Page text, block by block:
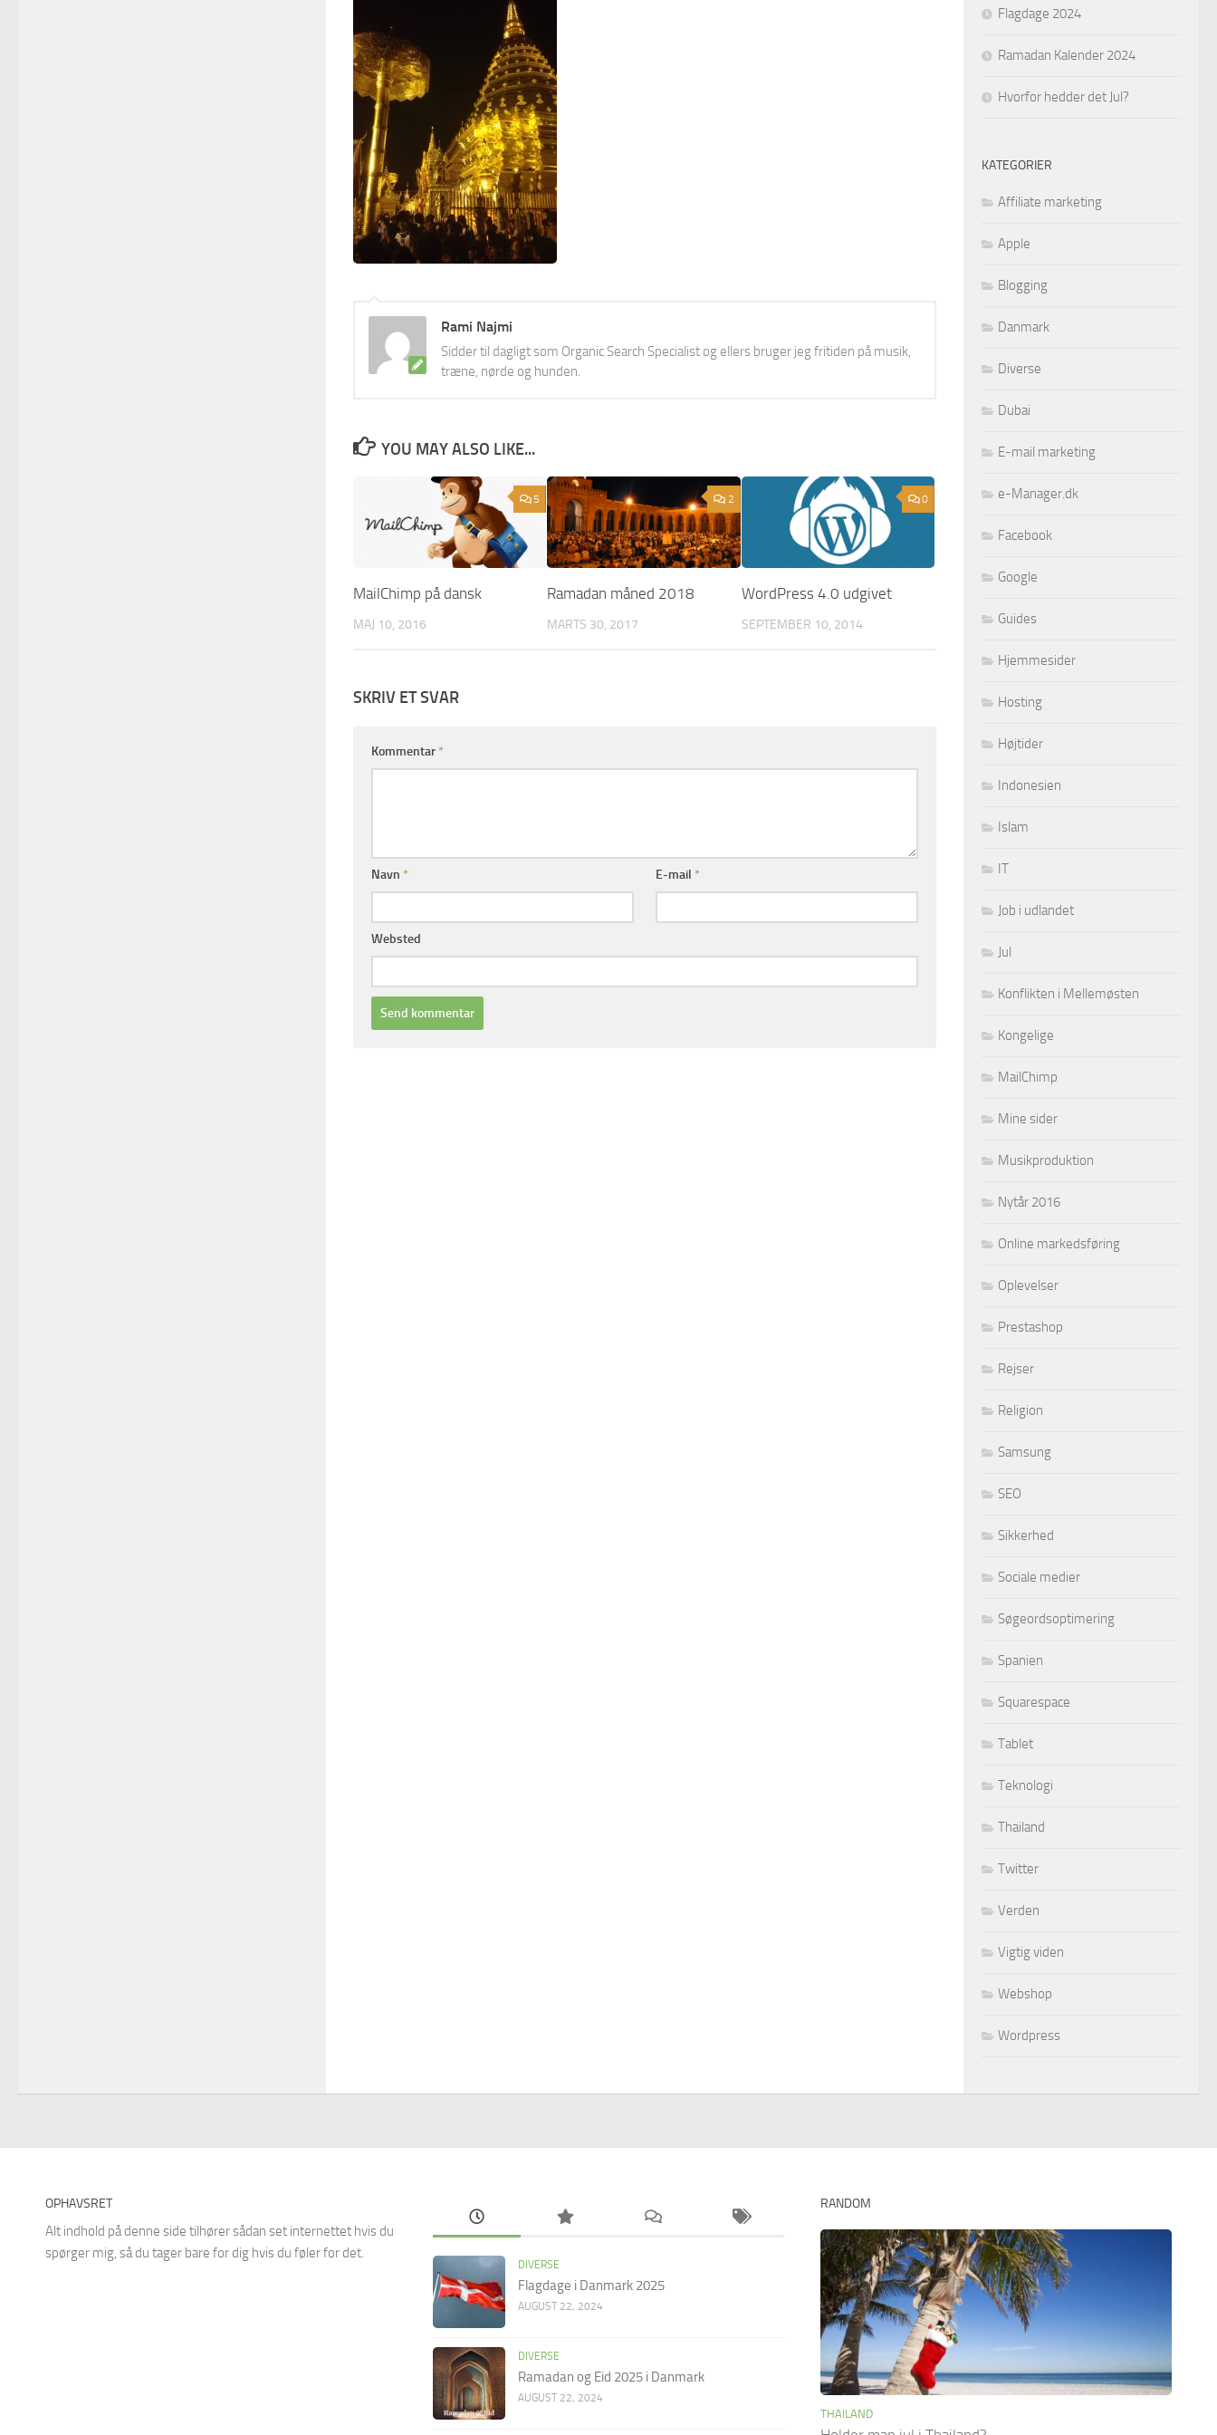
Rami Najmi
Sidder til dagligt som Organic Search Specialist og ellers bruger jeg fritiden på musik,
træne, nørde og hunden.
YOU MAY ALSO LIKE...
5
MailChimp på dansk
MAJ 10, 2016
2
Ramadan måned 2018
MARTS 30, 2017
0
WordPress 4.0 udgivet
SEPTEMBER 10, 2014
SKRIV ET SVAR
Kommentar *
Navn * E-mail *
Websted
Flagdage 2024
Ramadan Kalender 2024
Hvorfor hedder det Jul?
KATEGORIER
Affiliate marketing
Apple
Blogging
Danmark
Diverse
Dubai
E-mail marketing
e-Manager.dk
Facebook
Google
Guides
Hjemmesider
Hosting
Højtider
Indonesien
Islam
IT
Job i udlandet
Jul
Konflikten i Mellemøsten
Kongelige
MailChimp
Mine sider
Musikproduktion
Nytår 2016
Online markedsføring
Oplevelser
Prestashop
Rejser
Religion
Samsung
SEO
Sikkerhed
Sociale medier
Søgeordsoptimering
Spanien
Squarespace
Tablet
Teknologi
Thailand
Twitter
Verden
Vigtig viden
Webshop
Wordpress
OPHAVSRET
Alt indhold på denne side tilhører sådan set internettet hvis du
spørger mig, så du tager bare for dig hvis du føler for det.
DIVERSE
Flagdage i Danmark 2025
AUGUST 22, 2024
DIVERSE
Ramadan og Eid 2025 i Danmark
AUGUST 22, 2024
RANDOM
THAILAND